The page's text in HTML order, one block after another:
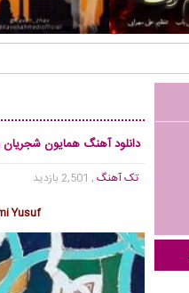
دانلود آهنگ همایون
تک آهنگ, 2,501 بازدید
Yusuf